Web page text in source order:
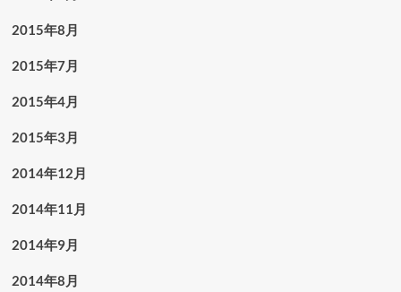
2015年8月
2015年7月
2015年4月
2015年3月
2014年12月
2014年11月
2014年9月
2014年8月